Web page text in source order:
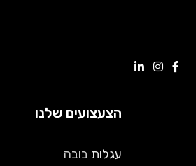
הצעצועים שלנו
עגלות בובה